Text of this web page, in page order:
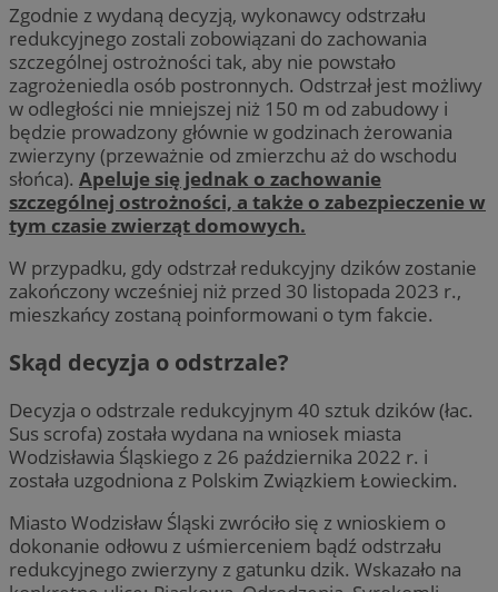
Zgodnie z wydaną decyzją, wykonawcy odstrzału
redukcyjnego zostali zobowiązani do zachowania
szczególnej ostrożności tak, aby nie powstało
zagrożeniedla osób postronnych. Odstrzał jest możliwy
w odległości nie mniejszej niż 150 m od zabudowy i
będzie prowadzony głównie w godzinach żerowania
zwierzyny (przeważnie od zmierzchu aż do wschodu
słońca). Apeluje się jednak o zachowanie
szczególnej ostrożności, a także o zabezpieczenie w
tym czasie zwierząt domowych.
W przypadku, gdy odstrzał redukcyjny dzików zostanie
zakończony wcześniej niż przed 30 listopada 2023 r.,
mieszkańcy zostaną poinformowani o tym fakcie.
Skąd decyzja o odstrzale?
Decyzja o odstrzale redukcyjnym 40 sztuk dzików (łac.
Sus scrofa) została wydana na wniosek miasta
Wodzisławia Śląskiego z 26 października 2022 r. i
została uzgodniona z Polskim Związkiem Łowieckim.
Miasto Wodzisław Śląski zwróciło się z wnioskiem o
dokonanie odłowu z uśmierceniem bądź odstrzału
redukcyjnego zwierzyny z gatunku dzik. Wskazało na